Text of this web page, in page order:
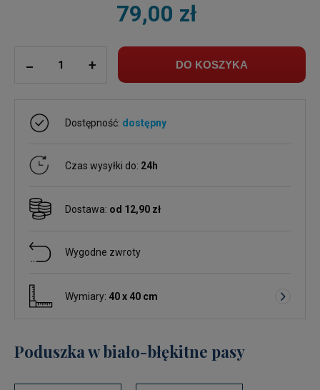
79,00 zł
+ DO KOSZYKA
Dostępność: dostępny
Czas wysyłki do: 24h
Dostawa: od 12,90 zł
Wygodne zwroty
Wymiary: 40 x 40 cm
Poduszka w biało-błękitne pasy